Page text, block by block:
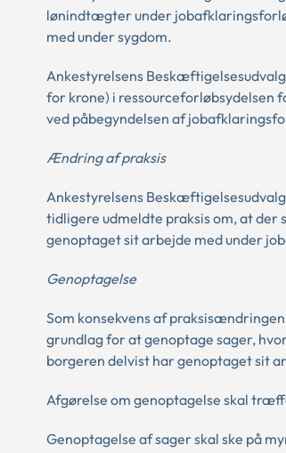
lønindtægter under
med under sygdom.
Ankestyrelsens
for krone) i ressourceforløbsydelsen
ved påbegyndelsen af
Ændring af praksis
Ankestyrelsens
tidligere udmeldte praksis om, at
genoptaget sit arbejde med under
Genoptagelse
Som konsekvens af
grundlag for at genoptage sager,
borgeren delvist har genoptaget sit
Afgørelse om genoptagelse skal
Genoptagelse af sager skal ske på